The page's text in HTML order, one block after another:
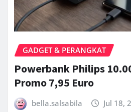
GADGET & PERANGKAT
Powerbank Philips
Promo 7,95 Euro
bella.salsabila Jul 18,